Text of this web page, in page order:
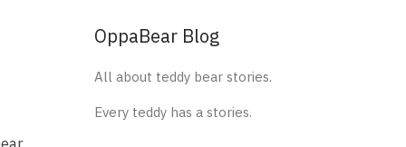
OppaBear Blog
All about teddy bear stories.
Every teddy has a stories.